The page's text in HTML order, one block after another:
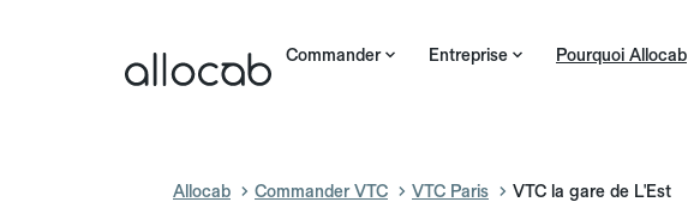
Commander Entreprise Pourquoi Allocab
Allocab Commander VTC VTC Paris VTC la gare de L'Est